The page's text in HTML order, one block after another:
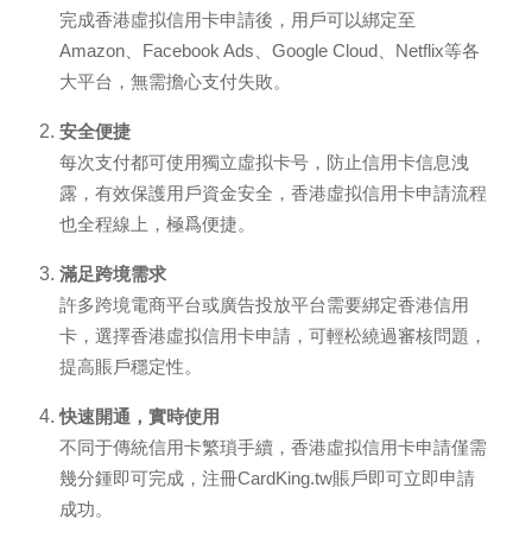
完成香港虛拟信用卡申請後，用戶可以綁定至
Amazon、Facebook Ads、Google Cloud、Netflix等各
大平台，無需擔心支付失敗。
安全便捷
每次支付都可使用獨立虛拟卡号，防止信用卡信息洩
露，有效保護用戶資金安全，香港虛拟信用卡申請流程
也全程線上，極爲便捷。
滿足跨境需求
許多跨境電商平台或廣告投放平台需要綁定香港信用
卡，選擇香港虛拟信用卡申請，可輕松繞過審核問題，
提高賬戶穩定性。
快速開通，實時使用
不同于傳統信用卡繁瑣手續，香港虛拟信用卡申請僅需
幾分鍾即可完成，注冊CardKing.tw賬戶即可立即申請
成功。